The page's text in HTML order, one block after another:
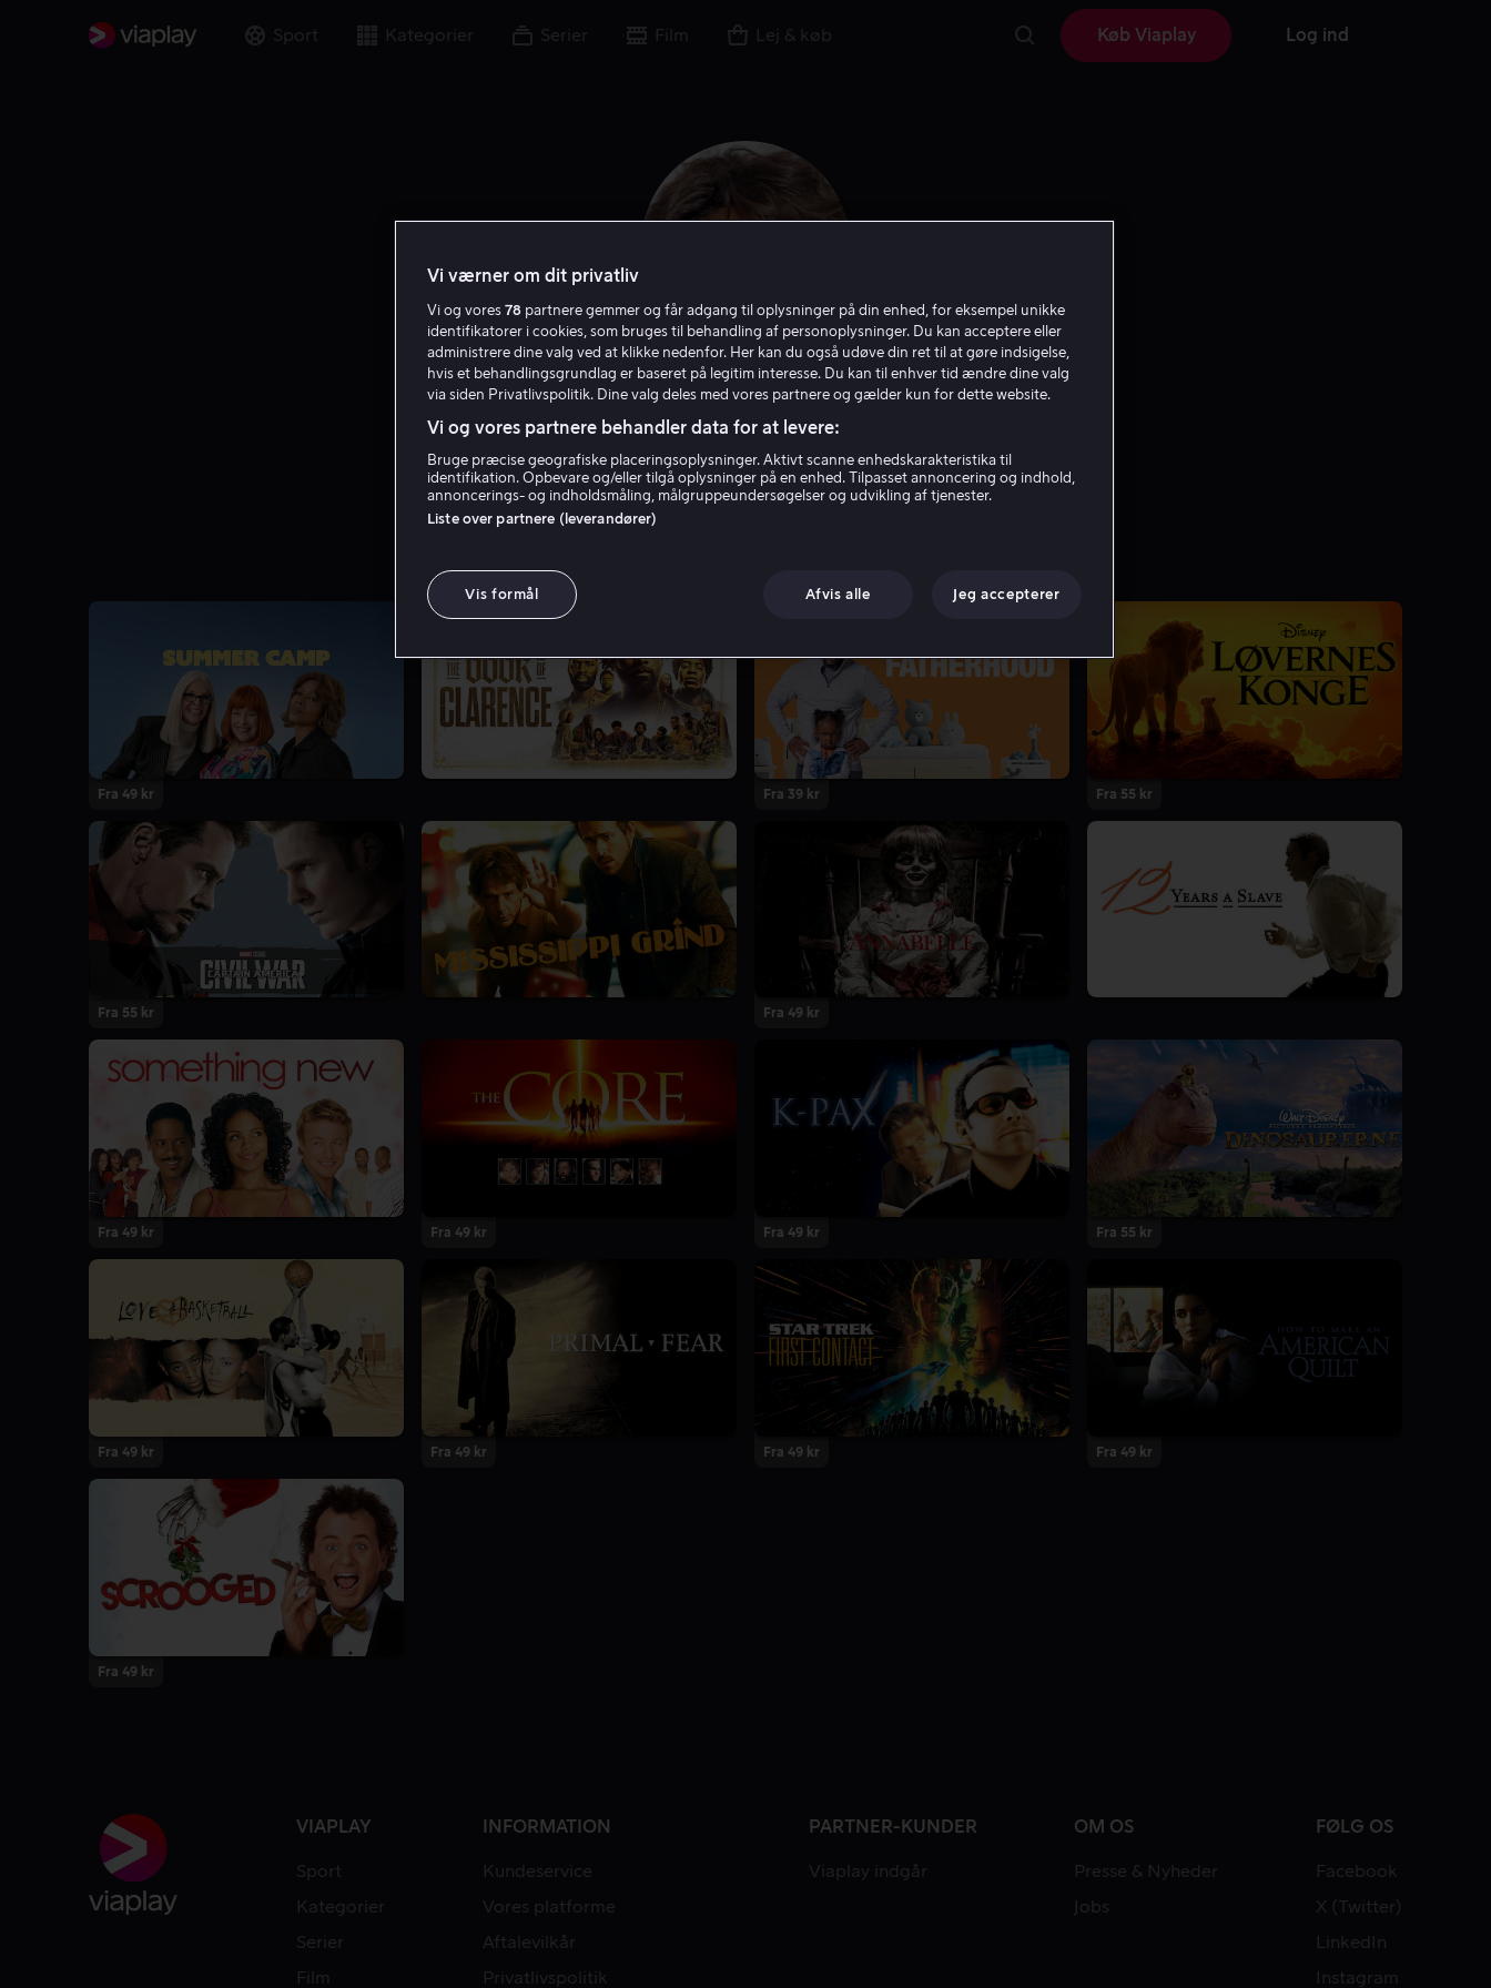
Sport Kategorier Serier Film Lej & køb Køb Viaplay Log ind
Alfre Woodard
Skuespiller Stemme Gæst
Fra 49 kr Fra 39 kr Fra 55 kr
Fra 55 kr Fra 49 kr
Fra 49 kr Fra 49 kr Fra 49 kr Fra 55 kr
Fra 49 kr Fra 49 kr Fra 49 kr Fra 49 kr
Fra 49 kr
VIAPLAY
Sport
Kategorier
Serier
Film
INFORMATION
Kundeservice
Vores platforme
Aftalevilkår
Privatlivspolitik
PARTNER-KUNDER
Viaplay indgår
OM OS
Presse & Nyheder
Jobs
FØLG OS
Facebook
X (Twitter)
LinkedIn
Instagram
Vi værner om dit privatliv
Vi og vores 78 partnere gemmer og får adgang til oplysninger på din enhed, for eksempel unikke
identifikatorer i cookies, som bruges til behandling af personoplysninger. Du kan acceptere eller
administrere dine valg ved at klikke nedenfor. Her kan du også udøve din ret til at gøre indsigelse,
hvis et behandlingsgrundlag er baseret på legitim interesse. Du kan til enhver tid ændre dine valg
via siden Privatlivspolitik. Dine valg deles med vores partnere og gælder kun for dette website.
Vi og vores partnere behandler data for at levere:
Bruge præcise geografiske placeringsoplysninger. Aktivt scanne enhedskarakteristika til
identifikation. Opbevare og/eller tilgå oplysninger på en enhed. Tilpasset annoncering og indhold,
annoncerings- og indholdsmåling, målgruppeundersøgelser og udvikling af tjenester.
Liste over partnere (leverandører)
Vis formål Afvis alle Jeg accepterer